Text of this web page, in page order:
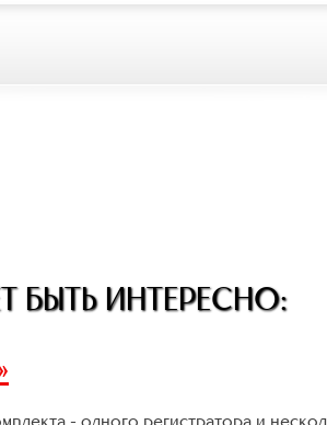
БЫТЬ ИНТЕРЕСНО:
- одного регистратора и